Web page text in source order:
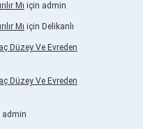
Mı için admin
Mı için Delikanlı
Düzey Ve Evreden
Düzey Ve Evreden
admin